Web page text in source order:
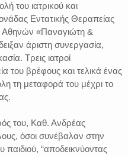
του ιατρικού και
Εντατικής Θεραπείας
Αθηνών «Παναγιώτη &
άριστη συνεργασία,
Τρεις ιατροί
του βρέφους και τελικά ένας
τη μεταφορά του μέχρι το
του, Καθ. Ανδρέας
όσοι συνέβαλαν στην
παιδιού, “αποδεικνύοντας